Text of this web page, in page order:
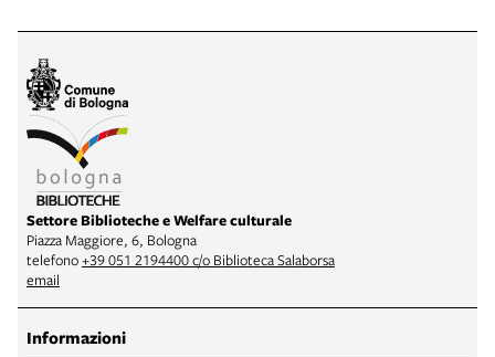
Settore Biblioteche e Welfare culturale
Piazza Maggiore, 6, Bologna
telefono+39 051 2194400 c/o Biblioteca Salaborsa
email
Informazioni